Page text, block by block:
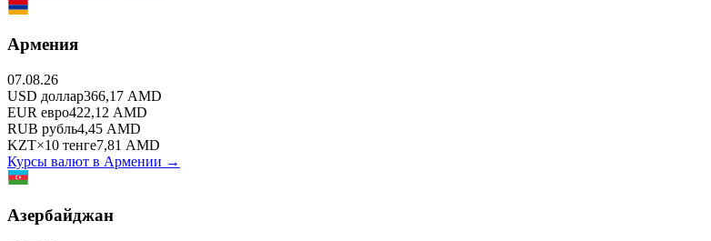
Армения
07.08.26
USD доллар366,17 AMD
EUR евро422,12 AMD
RUB рубль4,45 AMD
KZT×10 тенге7,81 AMD
Курсы валют в Армении →
Азербайджан